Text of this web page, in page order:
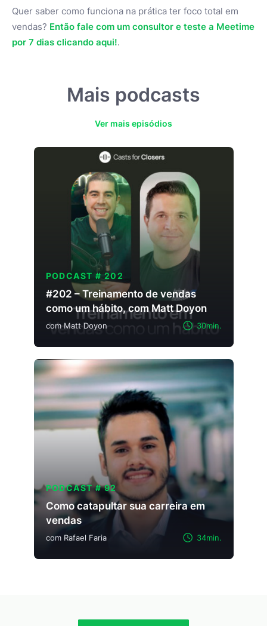
Quer saber como funciona na prática ter foco total em
vendas? Então fale com um consultor e teste a Meetime
por 7 dias clicando aqui!.
Mais podcasts
Ver mais episódios
PODCAST # 202
#202 – Treinamento de vendas
como um hábito, com Matt Doyon
com Matt Doyon 30min.
PODCAST # 92
Como catapultar sua carreira em
vendas
com Rafael Faria 34min.